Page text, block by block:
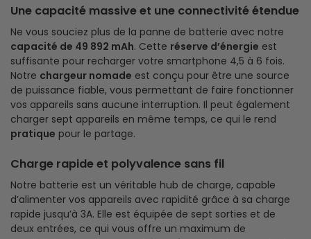
Une capacité massive et une connectivité étendue
Ne vous souciez plus de la panne de batterie avec notre
capacité de 49 892 mAh. Cette réserve d’énergie est
suffisante pour recharger votre smartphone 4,5 à 6 fois.
Notre chargeur nomade est conçu pour être une source
de puissance fiable, vous permettant de faire fonctionner
vos appareils sans aucune interruption. Il peut également
charger sept appareils en même temps, ce qui le rend
pratique pour le partage.
Charge rapide et polyvalence sans fil
Notre batterie est un véritable hub de charge, capable
d’alimenter vos appareils avec rapidité grâce à sa charge
rapide jusqu’à 3A. Elle est équipée de sept sorties et de
deux entrées, ce qui vous offre un maximum de